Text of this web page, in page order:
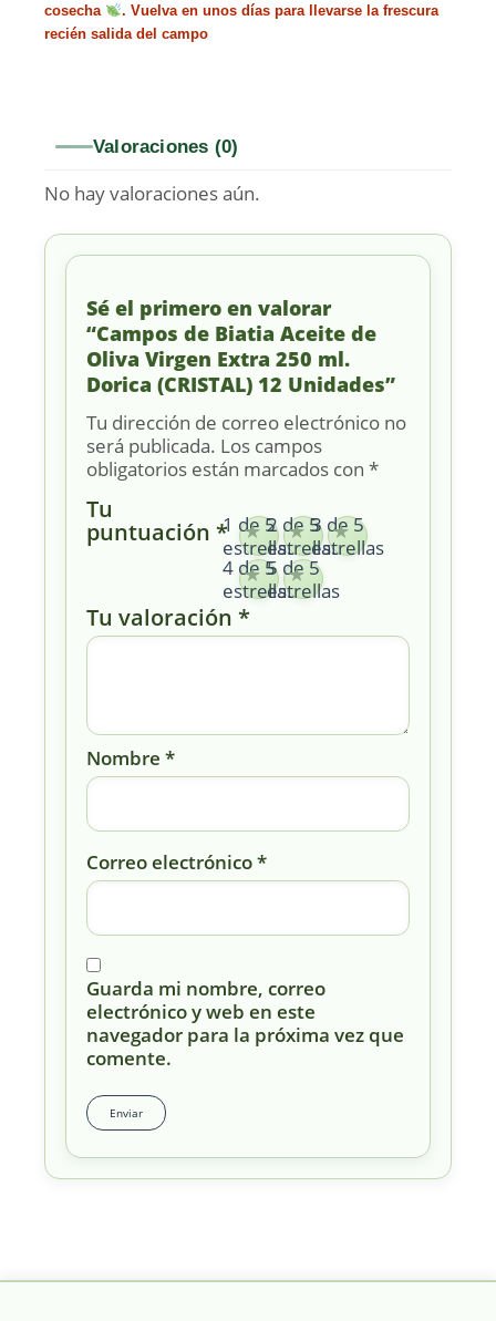
cosecha
. Vuelva en unos días para llevarse la frescura
recién salida del campo
Valoraciones (0)
No hay valoraciones aún.
Sé el primero en valorar
“Campos de Biatia Aceite de
Oliva Virgen Extra 250 ml.
Dorica (CRISTAL) 12 Unidades”
Tu dirección de correo electrónico no
será publicada. Los campos
obligatorios están marcados con *
Tu
puntuación *1 de 5
estrellas
2 de 5
estrellas
3 de 5
estrellas
4 de 5
estrellas
5 de 5
estrellas
Tu valoración *
Nombre *
Correo electrónico*
Guarda mi nombre, correo
electrónico y web en este
navegador para la próxima vez que
comente.